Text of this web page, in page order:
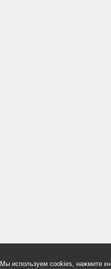
Мы используем cookies, нажмите